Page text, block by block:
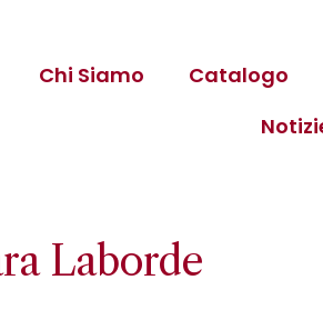
Chi Siamo Catalogo
Laborde